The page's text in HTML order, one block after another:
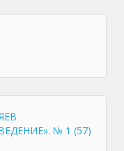
№ 1 (57)